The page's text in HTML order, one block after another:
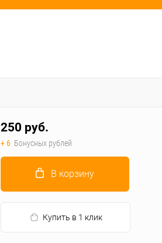
250 руб.
+ 6 Бонусных рублей
В корзину
Купить в 1 клик